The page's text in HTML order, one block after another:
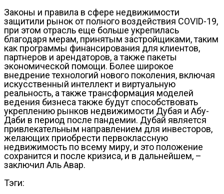
Законы и правила в сфере недвижимости
защитили рынок от полного воздействия COVID-19,
при этом отрасль еще больше укрепилась
благодаря мерам, принятым застройщиками, таким
как программы финансирования для клиентов,
партнеров и арендаторов, а также пакеты
экономической помощи. Более широкое
внедрение технологий нового поколения, включая
искусственный интеллект и виртуальную
реальность, а также трансформация моделей
ведения бизнеса также будут способствовать
укреплению рынков недвижимости Дубая и Абу-
Даби в период после пандемии. Дубай является
привлекательным направлением для инвесторов,
желающих приобрести первоклассную
недвижимость по всему миру, и это положение
сохранится и после кризиса, и в дальнейшем, –
заключил Аль Авар.
Тэги: